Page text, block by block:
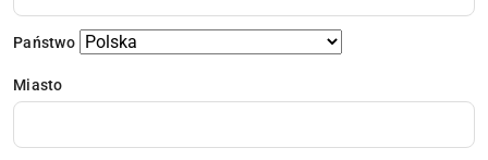
Państwo
Miasto